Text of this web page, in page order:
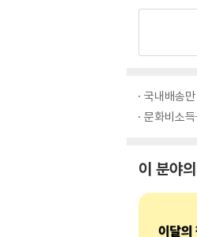
국내배송
문화비소
이 분야